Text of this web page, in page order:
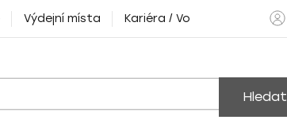
Výdejní místa Kariéra / Volné pozice
Hledat